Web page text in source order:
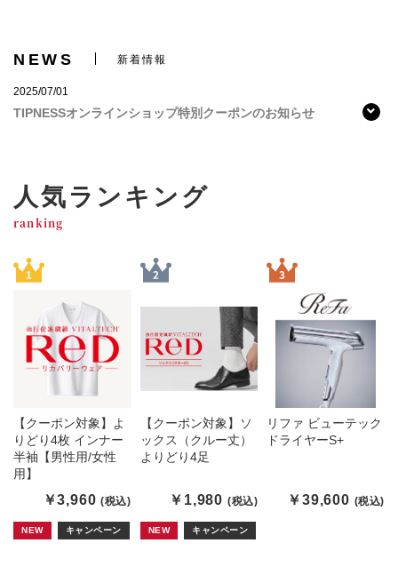
NEWS 新着情報
2025/07/01
TIPNESSオンラインショップ特別クーポンのお知らせ
人気ランキング
ranking
【クーポン対象】よ
りどり4枚 インナー
半袖【男性用/女性
用】
￥3,960 (税込)
キャンペーン
NEW
【クーポン対象】ソ
ックス（クルー丈）
よりどり4足
￥1,980 (税込)
キャンペーン
NEW
リファ ビューテック
ドライヤーS+
￥39,600 (税込)